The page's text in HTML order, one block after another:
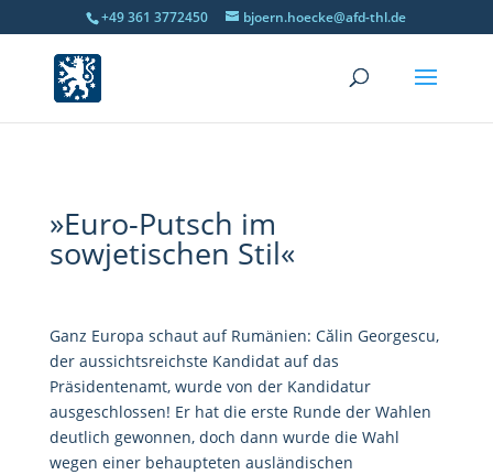
+49 361 3772450 bjoern.hoecke@afd-thl.de
»Euro-Putsch im
sowjetischen Stil«
Ganz Europa schaut auf Rumänien: Călin Georgescu,
der aussichtsreichste Kandidat auf das
Präsidentenamt, wurde von der Kandidatur
ausgeschlossen! Er hat die erste Runde der Wahlen
deutlich gewonnen, doch dann wurde die Wahl
wegen einer behaupteten ausländischen